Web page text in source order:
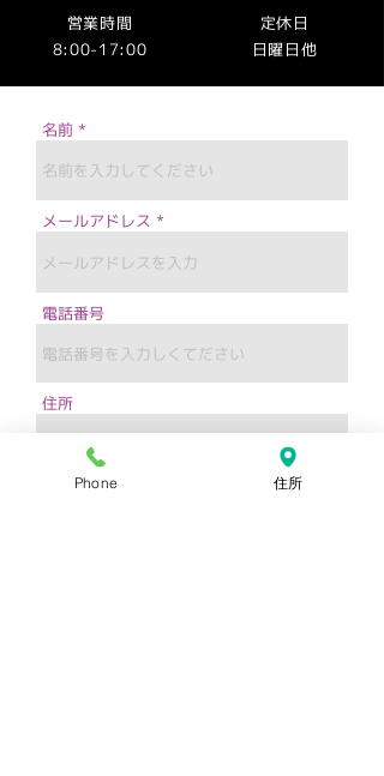
営業時間
8:00-17:00
定休日
​日曜日他
名前
メールアドレス
電話番号
住所
Phone 住所